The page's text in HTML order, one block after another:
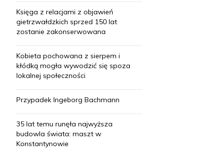
Księga z relacjami z objawień
gietrzwałdzkich sprzed 150 lat
zostanie zakonserwowana
Kobieta pochowana z sierpem i
kłódką mogła wywodzić się spoza
lokalnej społeczności
Przypadek Ingeborg Bachmann
35 lat temu runęła najwyższa
budowla świata: maszt w
Konstantynowie